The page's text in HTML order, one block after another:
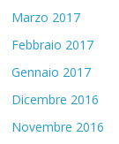
Marzo 2017
Febbraio 2017
Gennaio 2017
Dicembre 2016
Novembre 2016